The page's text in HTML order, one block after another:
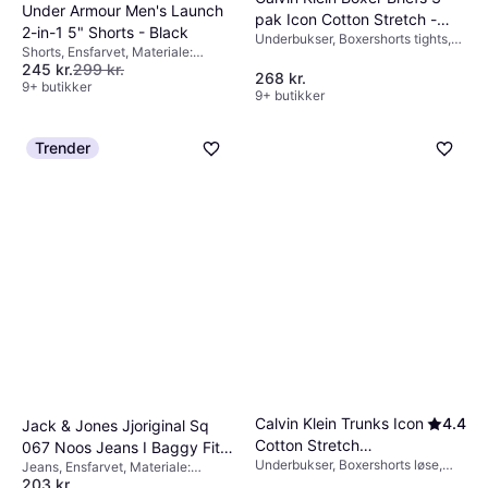
Under Armour Men's Launch
2-in-1 5" Shorts - Black
Shorts, Ensfarvet, Materiale:
Polyester, Elastan/Lycra/Spandex,
Reflekser, Lommer
245 kr.299 kr.
9+ butikker
pak Icon Cotton Stretch -
Sort/Hvid/Grå
Underbukser, Boxershorts tights,
Elastan/Lycra/Spandex, Jersey,
Stretch
268 kr.
9+ butikker
Trender
Jack & Jones Jjoriginal Sq
067 Noos Jeans I Baggy Fit
Lysegrå
Jeans, Ensfarvet, Materiale:
Bomuld, Denim/Jeansstof
Calvin Klein Trunks Icon
Cotton Stretch
Boksershorts - Black
4.4
Underbukser, Boxershorts løse,